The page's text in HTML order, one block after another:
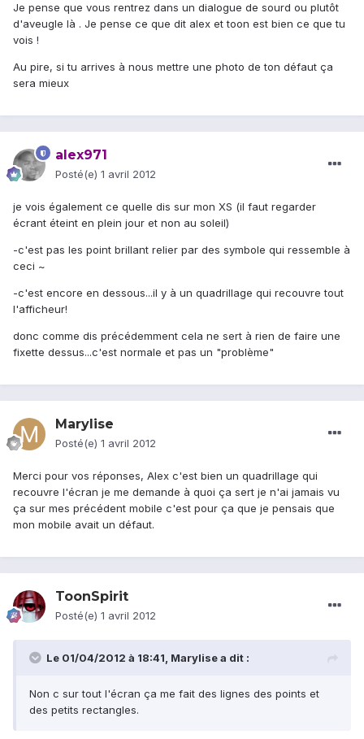
Je pense que vous rentrez dans un dialogue de sourd ou plutôt
d'aveugle là . Je pense ce que dit alex et toon est bien ce que tu
vois !
Au pire, si tu arrives à nous mettre une photo de ton défaut ça
sera mieux
alex971
Posté(e) 1 avril 2012
je vois également ce quelle dis sur mon XS (il faut regarder
écrant éteint en plein jour et non au soleil)
-c'est pas les point brillant relier par des symbole qui ressemble à
ceci ~
-c'est encore en dessous...il y à un quadrillage qui recouvre tout
l'afficheur!
donc comme dis précédemment cela ne sert à rien de faire une
fixette dessus...c'est normale et pas un "problème"
Marylise
Posté(e) 1 avril 2012
Merci pour vos réponses, Alex c'est bien un quadrillage qui
recouvre l'écran je me demande à quoi ça sert je n'ai jamais vu
ça sur mes précédent mobile c'est pour ça que je pensais que
mon mobile avait un défaut.
ToonSpirit
Posté(e) 1 avril 2012
Le 01/04/2012 à 18:41, Marylise a dit :
Non c sur tout l'écran ça me fait des lignes des points et
des petits rectangles.